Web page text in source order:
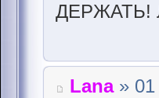
ДЕРЖАТЬ!
Lana» 01